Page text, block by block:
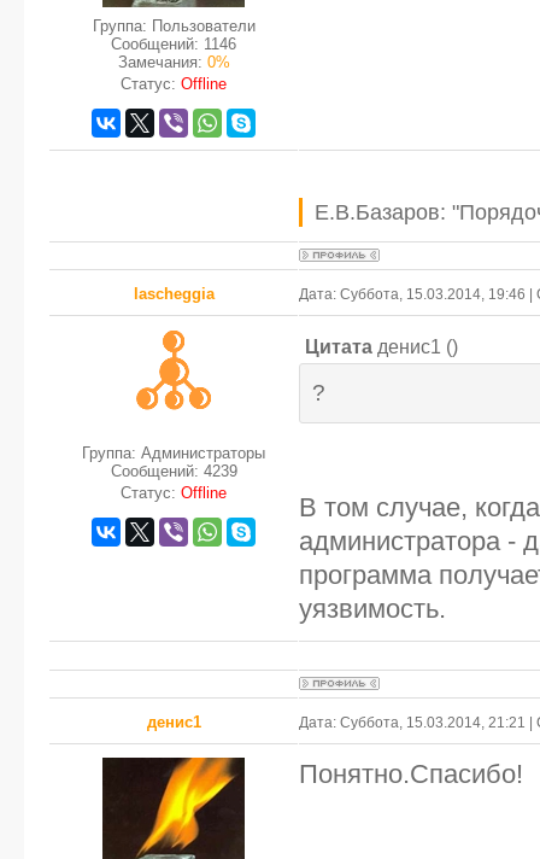
Группа: Пользователи
Сообщений: 1146
Замечания: 0%
Статус: Offline
Е.В.Базаров:
lascheggia Дата: Суббота, 15.03.2014, 19:46
Группа: Администраторы
Сообщений: 4239
Статус: Offline
Цитата денис1 ()
?
В том случае,
администратора -
программа
уязвимость.
денис1 Дата: Суббота, 15.03.2014, 21:21
Понятно.Спасибо!